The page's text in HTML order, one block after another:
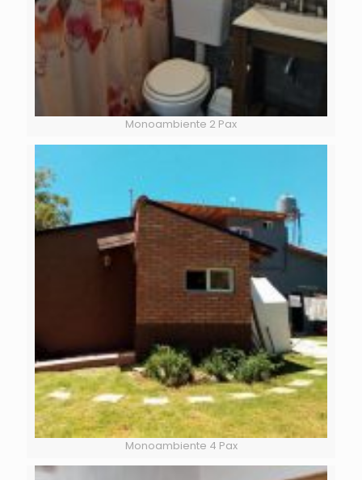
Monoambiente 2 Pax
Monoambiente 4 Pax